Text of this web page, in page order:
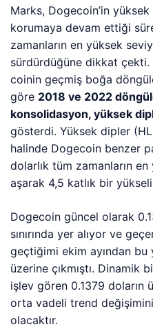
Marks, Dogecoin’in
korumaya devam ettiği
zamanların en yüksek
sürdürdüğüne dikkat
coinin geçmiş boğa
göre 2018 ve 2022
konsolidasyon, yüksek
gösterdi. Yüksek dipler
halinde Dogecoin benzer
dolarlık tüm zamanların
aşarak 4,5 katlık bir
Dogecoin güncel olarak
sınırında yer alıyor ve
geçtiğimi ekim ayından bu
üzerine çıkmıştı. Dinamik
işlev gören 0.1379 doların
orta vadeli trend
olacaktır.